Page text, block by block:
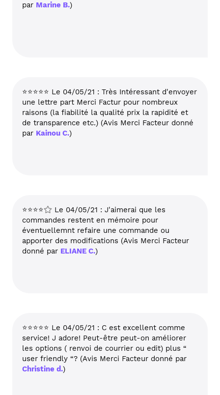
par Marine B.)
⭐⭐⭐⭐⭐ Le 04/05/21 : Très Intéressant d'envoyer
une lettre part Merci Factur pour nombreux
raisons (la fiabilité la qualité prix la rapidité et
de transparence etc.) (Avis Merci Facteur donné
par Kainou C.)
⭐⭐⭐⭐
Le 04/05/21 : J'aimerai que les
commandes restent en mémoire pour
éventuellemnt refaire une commande ou
apporter des modifications (Avis Merci Facteur
donné par ELIANE C.)
⭐⭐⭐⭐⭐ Le 04/05/21 : C est excellent comme
service! J adore! Peut-être peut-on améliorer
les options ( renvoi de courrier ou edit) plus “
user friendly “? (Avis Merci Facteur donné par
Christine d.)